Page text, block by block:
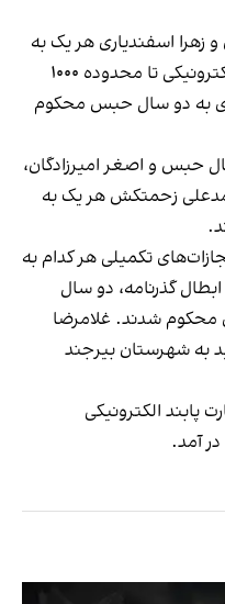
زهرا اسفندیاری هر یک به
دو سال حبس تحت نظارت پابند الکترونیکی تا محدوده ۱۰۰۰
به دو سال حبس محکوم
حبس و اصغر امیرزادگان،
زحمتکش هر یک به
تکمیلی هر کدام به
گذرنامه، دو سال
شدند. غلامرضا
به شهرستان بیرجند
الکترونیکی